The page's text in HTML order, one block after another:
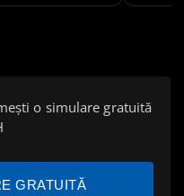
o simulare gratuită
GRATUITĂ